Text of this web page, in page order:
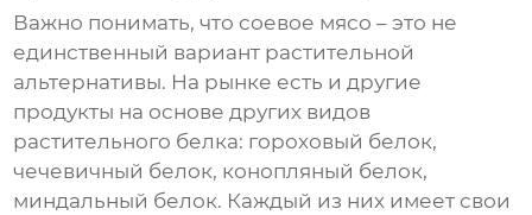
Важно понимать, что соевое мясо – это не
единственный вариант растительной
альтернативы. На рынке есть и другие
продукты на основе других видов
растительного белка: гороховый белок,
чечевичный белок, конопляный белок,
миндальный белок. Каждый из них имеет свои